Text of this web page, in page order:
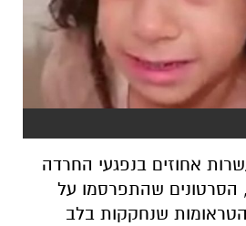
אחוזים בנפגעי החרדה
הסרטונים שהתפרסמו על
שנחקקות בלב